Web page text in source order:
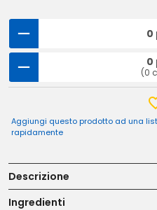
0
0
(0
Aggiungi questo prodotto ad una
rapidamente
Descrizione
Ingredienti